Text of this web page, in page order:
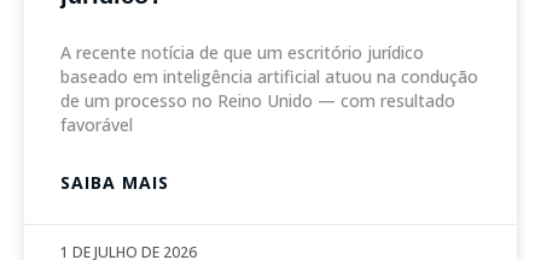
A recente notícia de que um escritório jurídico
baseado em inteligência artificial atuou na condução
de um processo no Reino Unido — com resultado
favorável
SAIBA MAIS
1 DE JULHO DE 2026